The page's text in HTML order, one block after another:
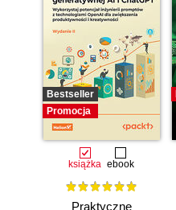
Bestseller
Promocja
książka ebook
Praktyczne